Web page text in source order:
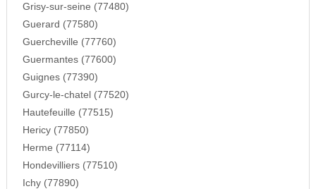
Grisy-sur-seine (77480)
Guerard (77580)
Guercheville (77760)
Guermantes (77600)
Guignes (77390)
Gurcy-le-chatel (77520)
Hautefeuille (77515)
Hericy (77850)
Herme (77114)
Hondevilliers (77510)
Ichy (77890)